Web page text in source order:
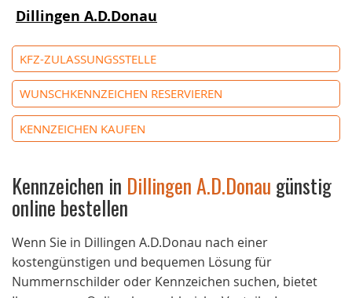
Dillingen A.D.Donau
KFZ-ZULASSUNGSSTELLE
WUNSCHKENNZEICHEN RESERVIEREN
KENNZEICHEN KAUFEN
Kennzeichen in Dillingen A.D.Donaugünstig
online bestellen
Wenn Sie in Dillingen A.D.Donau nach einer
kostengünstigen und bequemen Lösung für
Nummernschilder oder Kennzeichen suchen, bietet